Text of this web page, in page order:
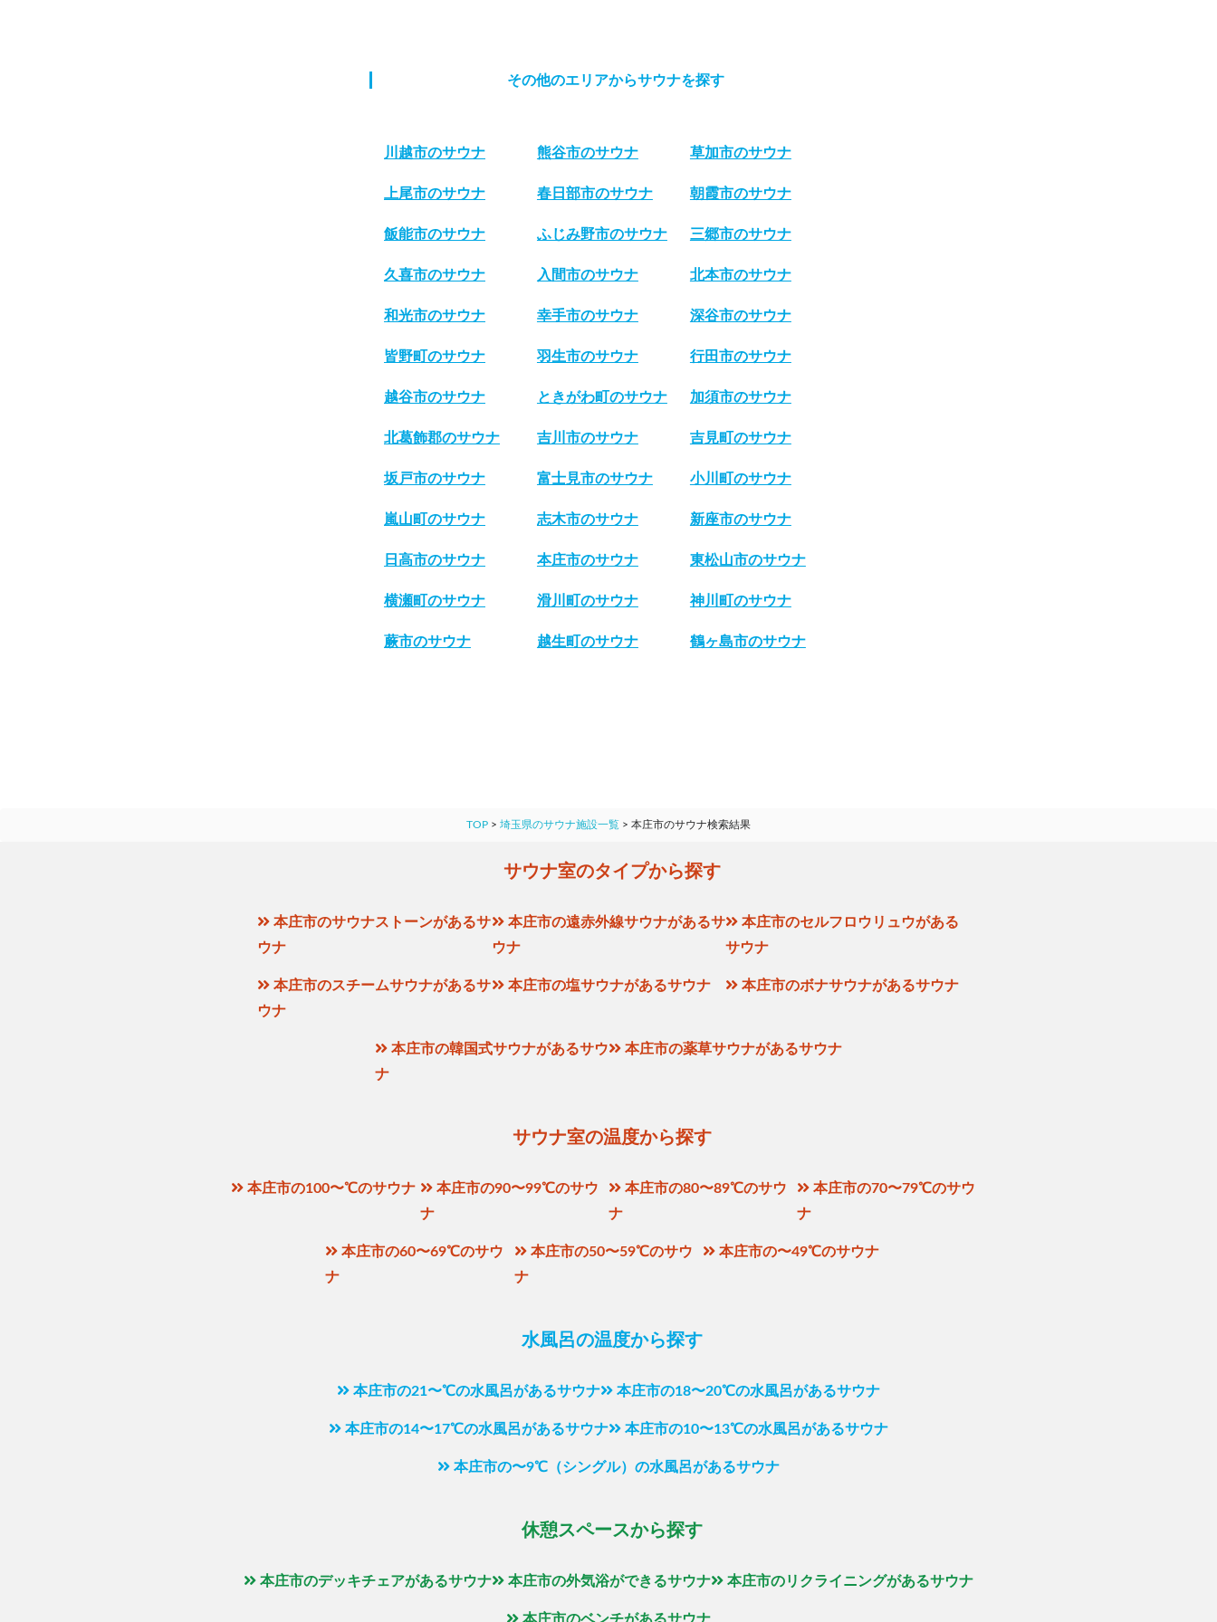
その他のエリアからサウナを探す
川越市のサウナ 熊谷市のサウナ 草加市のサウナ
上尾市のサウナ 春日部市のサウナ 朝霞市のサウナ
飯能市のサウナ ふじみ野市のサウナ 三郷市のサウナ
久喜市のサウナ 入間市のサウナ 北本市のサウナ
和光市のサウナ 幸手市のサウナ 深谷市のサウナ
皆野町のサウナ 羽生市のサウナ 行田市のサウナ
越谷市のサウナ ときがわ町のサウナ 加須市のサウナ
北葛飾郡のサウナ 吉川市のサウナ 吉見町のサウナ
坂戸市のサウナ 富士見市のサウナ 小川町のサウナ
嵐山町のサウナ 志木市のサウナ 新座市のサウナ
日高市のサウナ 本庄市のサウナ 東松山市のサウナ
横瀬町のサウナ 滑川町のサウナ 神川町のサウナ
蕨市のサウナ 越生町のサウナ 鶴ヶ島市のサウナ
TOP > 埼玉県のサウナ施設一覧 > 本庄市のサウナ検索結果
サウナ室のタイプから探す
本庄市のサウナストーンがあるサ
ウナ
本庄市の遠赤外線サウナがあるサ
ウナ
本庄市のセルフロウリュウがある
サウナ
本庄市のスチームサウナがあるサ
ウナ
本庄市の塩サウナがあるサウナ 本庄市のボナサウナがあるサウナ
本庄市の韓国式サウナがあるサウ
ナ
本庄市の薬草サウナがあるサウナ
サウナ室の温度から探す
本庄市の100〜℃のサウナ
本庄市の90〜99℃のサウ
ナ
本庄市の80〜89℃のサウ
ナ
本庄市の70〜79℃のサウ
ナ
本庄市の60〜69℃のサウ
ナ
本庄市の50〜59℃のサウ
ナ
本庄市の〜49℃のサウナ
水風呂の温度から探す
本庄市の21〜℃の水風呂があるサウナ 本庄市の18〜20℃の水風呂があるサウナ
本庄市の14〜17℃の水風呂があるサウナ 本庄市の10〜13℃の水風呂があるサウナ
本庄市の〜9℃（シングル）の水風呂があるサウナ
休憩スペースから探す
本庄市のデッキチェアがあるサウナ 本庄市の外気浴ができるサウナ 本庄市のリクライニングがあるサウナ